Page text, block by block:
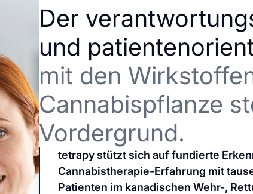
Der
und
mit den
Cannabispflanze
Vordergrund.
tetrapy stützt sich auf fundierte
Cannabistherapie-Erfahrung mit
Patienten im kanadischen Wehr-,